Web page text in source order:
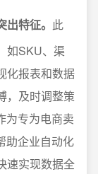
特征。 此
如SKU、渠
化报表和数据
，及时调整策
为专为电商卖
助企业自动化
速实现数据全